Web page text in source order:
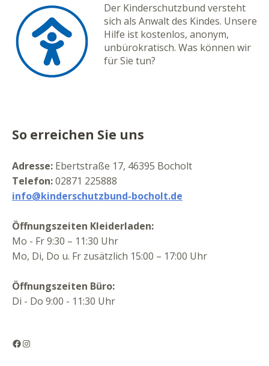
Der Kinderschutzbund versteht
sich als Anwalt des Kindes. Unsere
Hilfe ist kostenlos, anonym,
unbürokratisch. Was können wir
für Sie tun?
So erreichen Sie uns
Adresse: Ebertstraße 17, 46395 Bocholt
Telefon:02871 225888
info@kinderschutzbund-bocholt.de
Öffnungszeiten Kleiderladen:
Mo - Fr 9:30 – 11:30 Uhr
Mo, Di, Do u. Fr zusätzlich 15:00 – 17:00 Uhr
Öffnungszeiten Büro:
Di - Do 9:00 - 11:30 Uhr
Facebook
Instagram